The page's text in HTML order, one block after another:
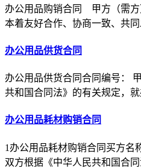
办公用品购销合同 甲方（需
本着友好合作、协商一致、共
办公用品供货合同
办公用品供货合同合同编号：
共和国合同法》的有关规定，
办公用品耗材购销合同
1办公用品耗材购销合同买方名
双方根据《中华人民共和国合